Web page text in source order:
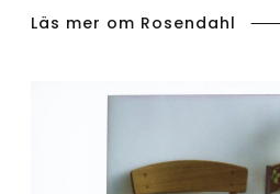
Läs mer om Rosendahl